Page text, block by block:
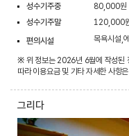
성수기주중
80,000원
성수기주말
120,000
편의시설
목욕시설,
※ 위 정보는 2026년 6월에 작성된
따라 이용요금 및 기타 자세한 사항
그리다